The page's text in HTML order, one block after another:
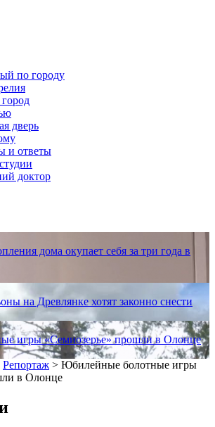
по городу
дверь
и ответы
доктор
дома окупает себя за три года в
на Древлянке хотят законно снести
игры «Семиозерье» прошли в Олонце
Репортаж > Юбилейные болотные игры
в Олонце